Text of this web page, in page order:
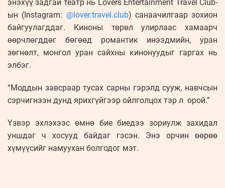
энэхүү задгай театр нь Lovers Entertainment Travel Club-
ын (Instagram: @lover.travel.club) санаачилгаар зохион
байгуулагддаг. Киноны төрөл улирлаас хамаарч
өөрчлөгддөг бөгөөд романтик инээдмийн, уран
зөгнөлт, монгол уран сайхны кинонуудыг гаргах нь
элбэг.
“Моддын завсраар тусах сарны гэрэлд сууж, навчсын
сэрчигнээн дунд ярихгүйгээр ойлголцох тэр л орой.”
Үзвэр эхлэхээс өмнө бие биедээ зориулж захидал
уншдаг ч хосууд байдаг гэсэн. Энэ орчин өөрөө
хүмүүсийг намуухан болгодог мэт.